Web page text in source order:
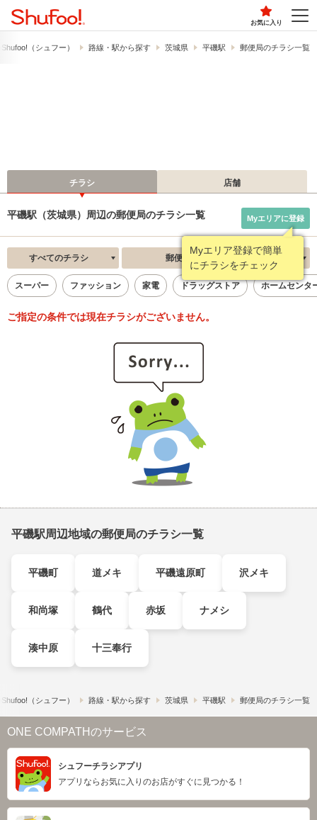
お気に入り
（シュフー） 路線・駅から探す 茨城県 平磯駅 郵便局のチラシ一覧
チラシ 店舗
平磯駅（茨城県）周辺の郵便局のチラシ一覧
Myエリア登録で簡単
にチラシをチェック
Myエリアに登録
すべてのチラシ 郵便局 新着順
スーパー ファッション 家電 ドラッグストア ホームセンタ
ご指定の条件では現在チラシがございません。
平磯駅周辺地域の郵便局のチラシ一覧
平磯町 道メキ 平磯遠原町 沢メキ
和尚塚 鶴代 赤坂 ナメシ
湊中原 十三奉行
（シュフー） 路線・駅から探す 茨城県 平磯駅 郵便局のチラシ一覧
ONE COMPATHのサービス
シュフーチラシアプリ
アプリならお気に入りのお店がすぐに見つかる！